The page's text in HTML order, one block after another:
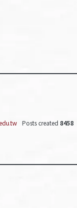
Posts created 8458